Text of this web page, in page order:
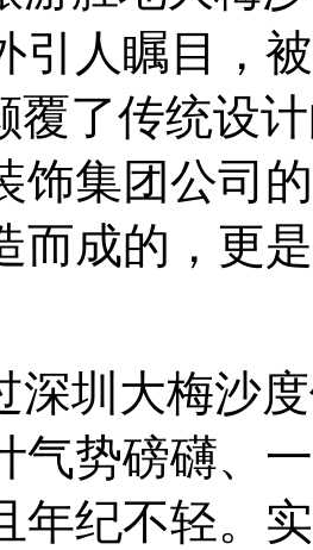
引人瞩目，
覆了传统设
饰集团公司
而成的，更
深圳大梅沙
气势磅礴、
年纪不轻。